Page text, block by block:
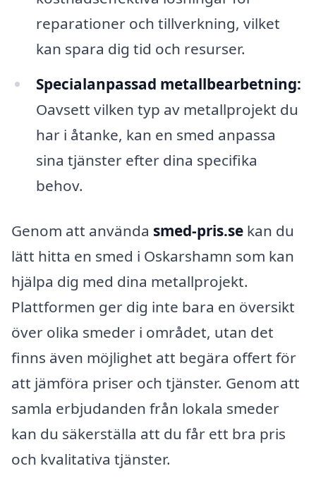
reparationer och tillverkning, vilket
kan spara dig tid och resurser.
Specialanpassad metallbearbetning:
Oavsett vilken typ av metallprojekt du
har i åtanke, kan en smed anpassa
sina tjänster efter dina specifika
behov.
Genom att använda smed-pris.se kan du
lätt hitta en smed i Oskarshamn som kan
hjälpa dig med dina metallprojekt.
Plattformen ger dig inte bara en översikt
över olika smeder i området, utan det
finns även möjlighet att begära offert för
att jämföra priser och tjänster. Genom att
samla erbjudanden från lokala smeder
kan du säkerställa att du får ett bra pris
och kvalitativa tjänster.